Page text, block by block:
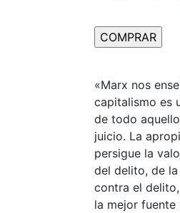
«Marx nos
capitalismo es
de todo
juicio. La
persigue la
del delito, de
contra el
la mejor